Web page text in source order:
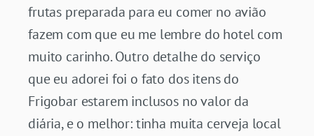
frutas preparada para eu comer no avião
fazem com que eu me lembre do hotel com
muito carinho. Outro detalhe do serviço
que eu adorei foi o fato dos itens do
Frigobar estarem inclusos no valor da
diária, e o melhor: tinha muita cerveja local